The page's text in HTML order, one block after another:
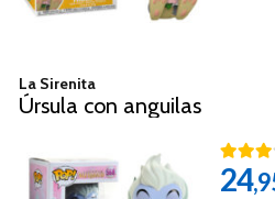
La Sirenita
Úrsula con anguilas
24